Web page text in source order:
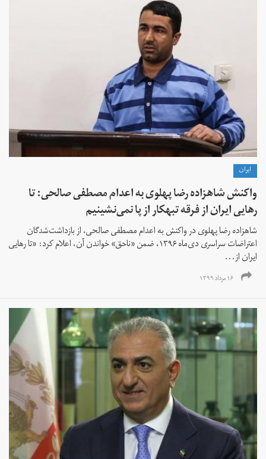
ايران
واکنش شاهزاده رضا پهلوی به اعدام مصطفی صالحی: تا
رهایی ایران از فرقه تبهکار از پا نمی‌نشینیم
شاهزاده رضا پهلوی در واکنش به اعدام مصطفی صالحی،‌ از بازداشت‌شدگان
اعتراضات سراسری دی‌ماه ۱۳۹۶، ضمن «ناحق» خواندن آن، اعلام کرد: «تا رهایی
ایران از...
۱۶ مرداد ۱۳۹۹